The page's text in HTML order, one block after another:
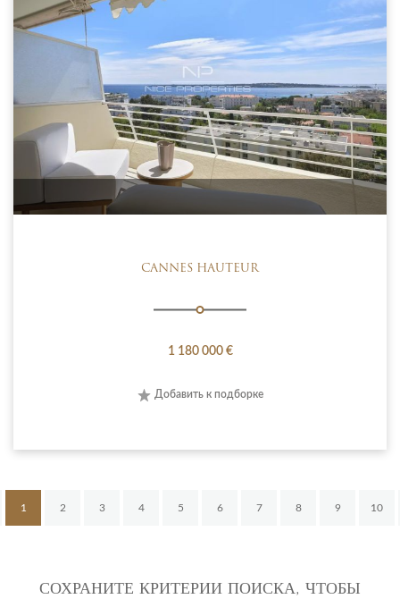
CANNES HAUTEUR
1 180 000 €
Добавить к подборке
1 2 3 4 5 6 7 8 9 10
СОХРАНИТЕ КРИТЕРИИ ПОИСКА, ЧТОБЫ